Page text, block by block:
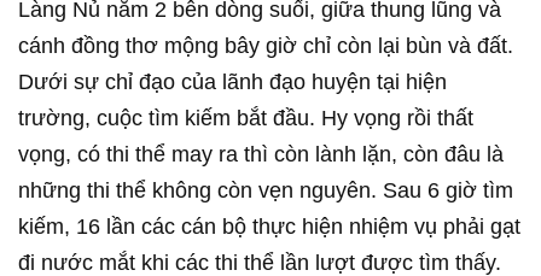
Làng Nủ nằm 2 bên dòng suối, giữa thung lũng và
cánh đồng thơ mộng bây giờ chỉ còn lại bùn và đất.
Dưới sự chỉ đạo của lãnh đạo huyện tại hiện
trường, cuộc tìm kiếm bắt đầu. Hy vọng rồi thất
vọng, có thi thể may ra thì còn lành lặn, còn đâu là
những thi thể không còn vẹn nguyên. Sau 6 giờ tìm
kiếm, 16 lần các cán bộ thực hiện nhiệm vụ phải gạt
đi nước mắt khi các thi thể lần lượt được tìm thấy.